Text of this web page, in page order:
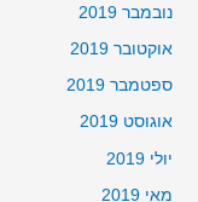
נובמבר 2019
אוקטובר 2019
ספטמבר 2019
אוגוסט 2019
יולי 2019
מאי 2019